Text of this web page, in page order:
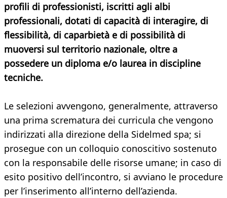
profili di professionisti, iscritti agli albi
professionali, dotati di capacità di interagire, di
flessibilità, di caparbietà e di possibilità di
muoversi sul territorio nazionale, oltre a
possedere un diploma e/o laurea in discipline
tecniche.
Le selezioni avvengono, generalmente, attraverso
una prima scrematura dei curricula che vengono
indirizzati alla direzione della Sidelmed spa; si
prosegue con un colloquio conoscitivo sostenuto
con la responsabile delle risorse umane; in caso di
esito positivo dell’incontro, si avviano le procedure
per l’inserimento all’interno dell’azienda.